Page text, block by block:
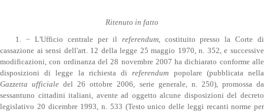
Ritenuto in fatto
1. − L'Ufficio centrale per il referendum, costituito presso la Corte di
cassazione ai sensi dell'art. 12 della legge 25 maggio 1970, n. 352, e successive
modificazioni, con ordinanza del 28 novembre 2007 ha dichiarato conforme alle
disposizioni di legge la richiesta direferendum popolare (pubblicata nella
Gazzetta ufficiale del 26 ottobre 2006, serie generale, n. 250), promossa da
sessantuno cittadini italiani, avente ad oggetto alcune disposizioni del decreto
legislativo 20 dicembre 1993, n. 533 (Testo unico delle leggi recanti norme per